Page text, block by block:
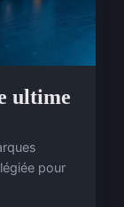
ultime
pour